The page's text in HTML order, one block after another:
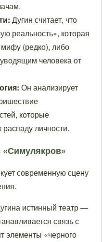
Дугин считает, что
реальность», которая
(редко), либо
человека от
Он анализирует
которые
личности.
современную сцену
истинный театр —
связь с
элементы «черного